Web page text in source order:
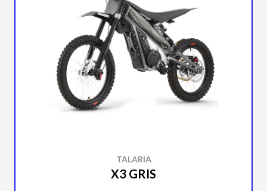
TALARIA
X3 GRIS